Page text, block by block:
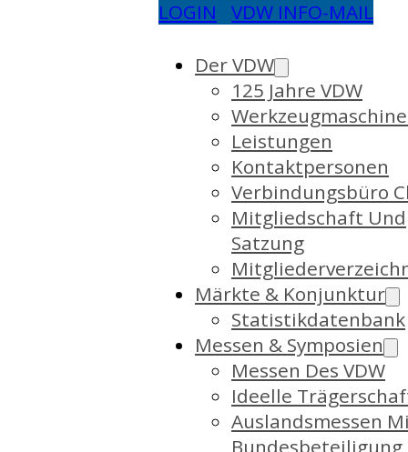
LOGIN
VDW INFO-MAIL
Der VDW
125 Jahre VDW
Leistungen
Kontaktpersonen
Verbindungsbüro
Mitgliedschaft Und
Satzung
Märkte & Konjunktur
Statistikdatenbank
Messen & Symposien
Messen Des VDW
Ideelle
Auslandsmessen
Bundesbeteiligung